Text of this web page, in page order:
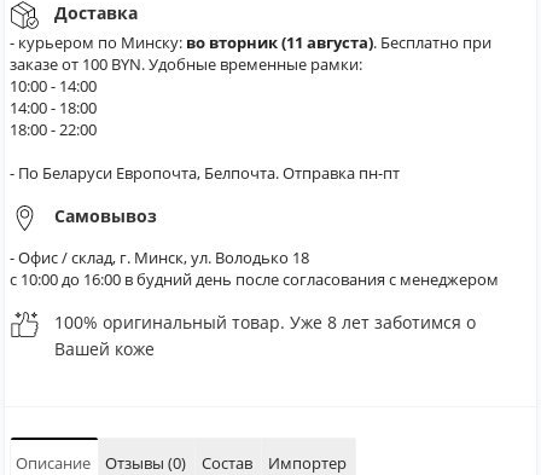
Доставка
- курьером по Минску: во вторник (11 августа). Бесплатно при
заказе от 100 BYN. Удобные временные рамки:
10:00 - 14:00
14:00 - 18:00
18:00 - 22:00
- По Беларуси Европочта, Белпочта. Отправка пн-пт
Самовывоз
- Офис / склад, г. Минск, ул. Володько 18
с 10:00 до 16:00 в будний день после согласования с менеджером
100% оригинальный товар. Уже 8 лет заботимся о
Вашей коже
Описание Отзывы (0) Состав Импортер